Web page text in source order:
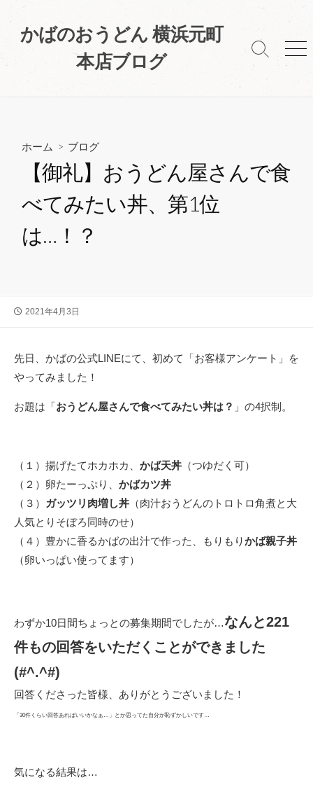
ン
かばのおうどん 横浜元町
本店ブログ
検
切
メ
ホーム > ブログ
【御礼】おうどん屋さんで食
べてみたい丼、第1位
は…！？
公
2021年4月3日
先日、かばの公式LINEにて、初めて「お客様アンケート」を
やってみました！
お題は「おうどん屋さんで食べてみたい丼は？ 」の4択制。
（１）揚げたてホカホカ、 かば天丼 （つゆだく可）
（２）卵たーっぷり、 かばカツ丼
（３）
ガッツリ肉増し丼 （肉汁おうどんのトロトロ角煮と大
人気とりそぼろ同時のせ）
（４）豊かに香るかばの出汁で作った、もりもりかば親子丼
（卵いっぱい使ってます）
わずか10日間ちょっとの募集期間でしたが…なんと221
件もの回答をいただくことができました
(#^.^#)
回答くださった皆様、ありがとうございました！
「30件くらい回答あればいいかなぁ…」とか思ってた自分が恥ずかしいです…
気になる結果は…